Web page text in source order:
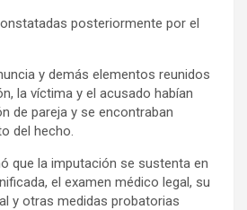
posteriormente por el
y demás elementos reunidos
la víctima y el acusado habían
de pareja y se encontraban
del hecho.
que la imputación se sustenta en
el examen médico legal, su
y otras medidas probatorias